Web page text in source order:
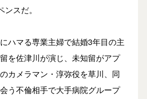
ンスだ。
ハマる専業主婦で結婚3年目の主
を佐津川が演じ、未知留がアプ
カメラマン・淳弥役を草川、同
う不倫相手で大手病院グループ